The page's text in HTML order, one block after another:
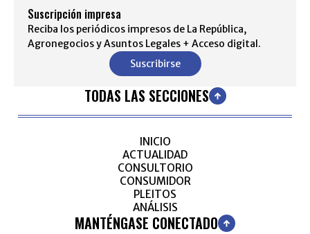
Suscripción impresa
Reciba los periódicos impresos de La República,
Agronegocios y Asuntos Legales + Acceso digital.
Suscribirse
TODAS LAS SECCIONES
INICIO
ACTUALIDAD
CONSULTORIO
CONSUMIDOR
PLEITOS
ANÁLISIS
MANTÉNGASE CONECTADO